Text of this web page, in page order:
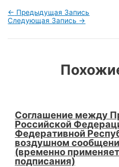
Навигация
по
← Предыдущая Запись
Следующая Запись →
Соглашение между
Российской
Федеративной
воздушном
(временно
подписания)